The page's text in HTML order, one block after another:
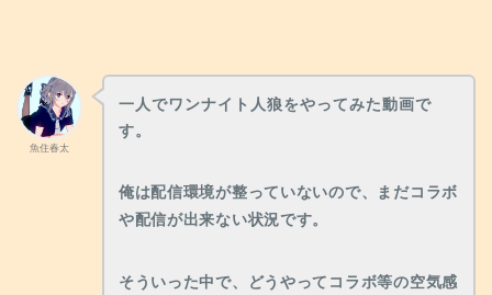
魚住春太
一人でワンナイト人狼をやってみた動画で
す。
俺は配信環境が整っていないので、まだコラボ
や配信が出来ない状況です。
そういった中で、どうやってコラボ等の空気感